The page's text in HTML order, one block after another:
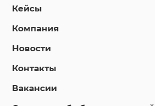
Кейсы
Компания
Новости
Контакты
Вакансии